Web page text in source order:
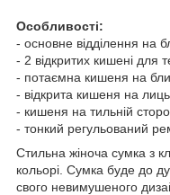
Особливості:
- основне відділення на
- 2 відкритих кишені для
- потаємна кишеня на
- відкрита кишеня на
- кишеня на тильній
- тонкий регульований
Стильна жіноча сумка з
кольорі. Сумка буде до
свого невимушеного